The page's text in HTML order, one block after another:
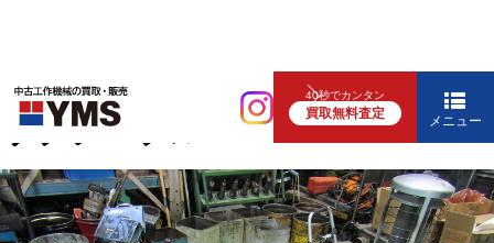
40秒でカンタン
買取無料査定 メニュー
各種テーブル
サブテーブル